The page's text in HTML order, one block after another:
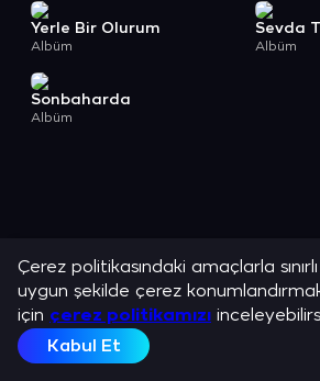
Yerle Bir Olurum
Albüm
Sevda
Albüm
Sonbaharda
Albüm
Çerez politikasındaki amaçlarla
uygun şekilde çerez
için çerez politikamızı
Kabul Et